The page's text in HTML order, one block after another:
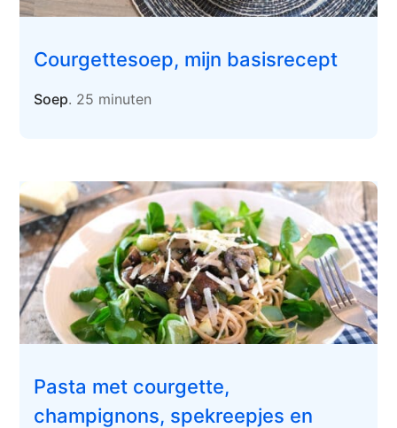
Courgettesoep, mijn basisrecept
Soep. 25 minuten
Pasta met courgette,
champignons, spekreepjes en